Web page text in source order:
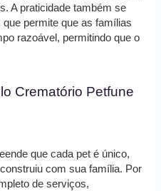
A praticidade também se
permite que as famílias
razoável, permitindo que o
Crematório Petfune
que cada pet é único,
com sua família. Por
de serviços,